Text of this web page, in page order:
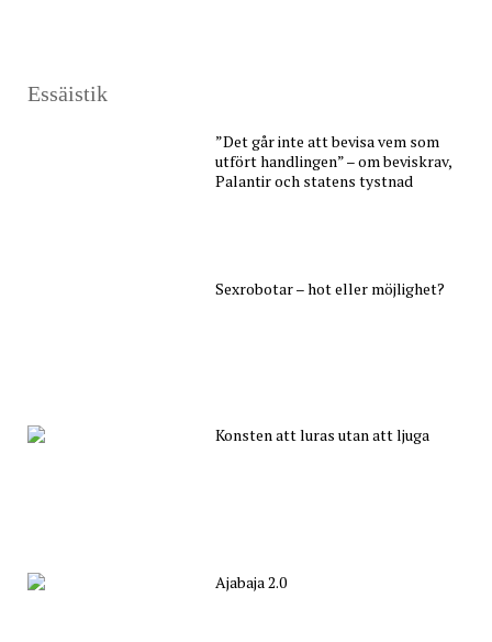
Essäistik
”Det går inte att bevisa vem som
utfört handlingen” – om beviskrav,
Palantir och statens tystnad
Sexrobotar – hot eller möjlighet?
Konsten att luras utan att ljuga
Ajabaja 2.0